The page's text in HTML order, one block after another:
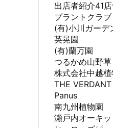
出店者紹介41店
プラントクラブ
(有)小川ガーデ
英晃園
(有)蘭万園
つるかめ山野草
株式会社中越
THE
Panus
南九州植物園
瀬戸内オーキッ